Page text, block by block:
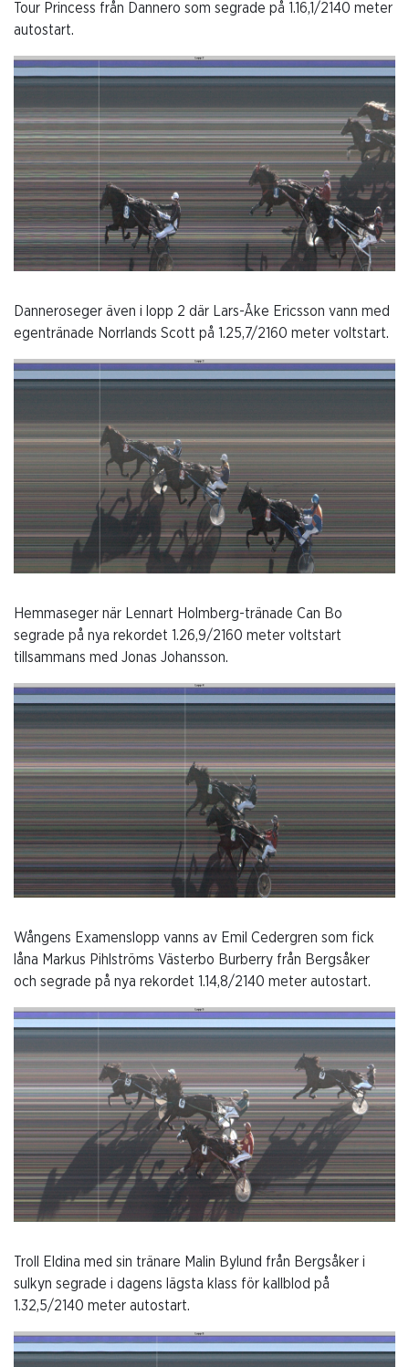
Tour Princess från Dannero som segrade på 1.16,1/2140 meter
autostart.
Danneroseger även i lopp 2 där Lars-Åke Ericsson vann med
egentränade Norrlands Scott på 1.25,7/2160 meter voltstart.
Hemmaseger när Lennart Holmberg-tränade Can Bo
segrade på nya rekordet 1.26,9/2160 meter voltstart
tillsammans med Jonas Johansson.
Wångens Examenslopp vanns av Emil Cedergren som fick
låna Markus Pihlströms Västerbo Burberry från Bergsåker
och segrade på nya rekordet 1.14,8/2140 meter autostart.
Troll Eldina med sin tränare Malin Bylund från Bergsåker i
sulkyn segrade i dagens lägsta klass för kallblod på
1.32,5/2140 meter autostart.